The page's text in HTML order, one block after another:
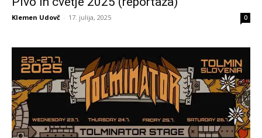
Klemen Udovč - 17. julija, 2025 0